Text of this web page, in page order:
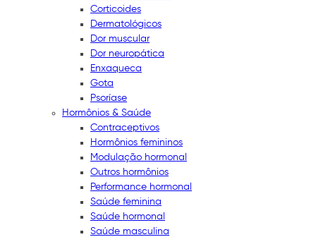
Corticoides
Dermatológicos
Dor muscular
Dor neuropática
Enxaqueca
Gota
Psoríase
Hormônios & Saúde
Contraceptivos
Hormônios femininos
Modulação hormonal
Outros hormônios
Performance hormonal
Saúde feminina
Saúde hormonal
Saúde masculina